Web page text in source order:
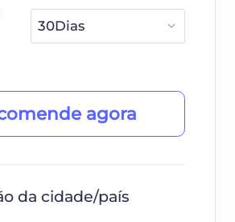
agora
da cidade/país